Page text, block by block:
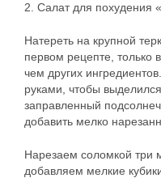
2. Салат для похудения
Натереть на крупной
первом рецепте, только
чем других
руками, чтобы
заправленный
добавить мелко
Нарезаем соломкой три
добавляем мелкие